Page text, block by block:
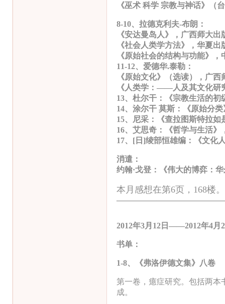
《巫术 科学 宗教与神话》（
8-10、拉德克利夫-布朗：
《安达曼岛人》，广西师大出
《社会人类学方法》，华夏出
《原始社会的结构与功能》，
11-12、爱德华.泰勒：
《原始文化》（选读），广西
《人类学：——人及其文化研
13、杜尔干：《宗教生活的
14、涂尔干 莫斯：《原始分
15、尼采：《查拉图斯特拉
16、艾思奇：《哲学与生活》
17、[日]绫部恒雄编：《文化
消遣：
约翰·戈登：《伟大的博弈：
本月感想在第6页，168楼。
2012年3月 12日——2012年4月
书单：
1-8、《弗洛伊德文集》八卷
第一卷，癔症研究。包括两本
成。